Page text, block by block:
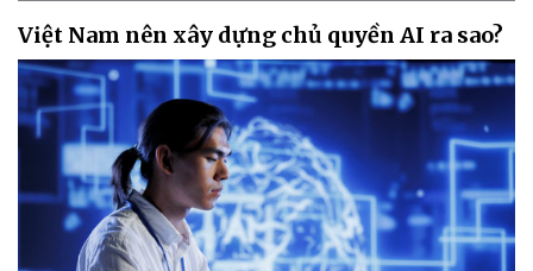
Việt Nam nên xây dựng chủ quyền AI ra sao?